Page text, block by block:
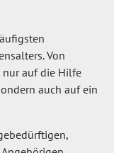
Von
nur auf die Hilfe
auch auf ein